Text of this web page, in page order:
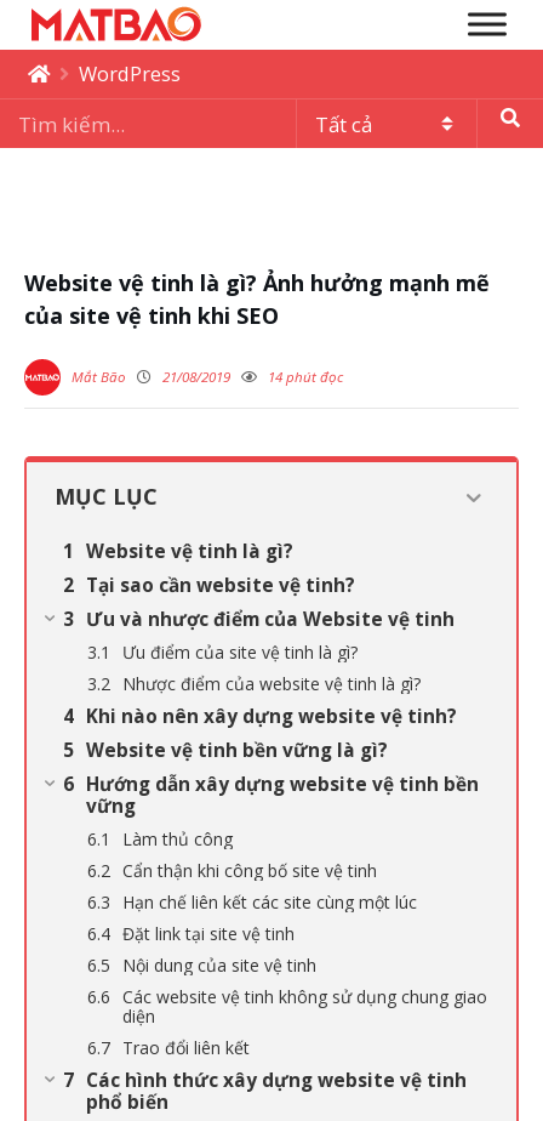
WordPress
Website vệ tinh là gì? Ảnh hưởng mạnh mẽ
của site vệ tinh khi SEO
Mắt Bão 21/08/2019 14 phút đọc
MỤC LỤC
Website vệ tinh là gì?
Tại sao cần website vệ tinh?
Ưu và nhược điểm của Website vệ tinh
Ưu điểm của site vệ tinh là gì?
Nhược điểm của website vệ tinh là gì?
Khi nào nên xây dựng website vệ tinh?
Website vệ tinh bền vững là gì?
Hướng dẫn xây dựng website vệ tinh bền
vững
Làm thủ công
Cẩn thận khi công bố site vệ tinh
Hạn chế liên kết các site cùng một lúc
Đặt link tại site vệ tinh
Nội dung của site vệ tinh
Các website vệ tinh không sử dụng chung giao
diện
Trao đổi liên kết
Các hình thức xây dựng website vệ tinh
phổ biến